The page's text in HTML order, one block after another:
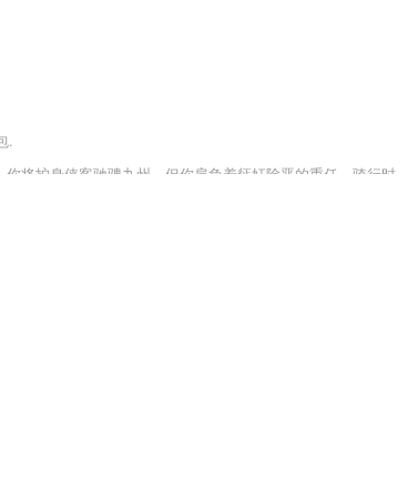
.
将护身侠客驰骋九州，但你肩负着惩奸除恶的重任，骑行时